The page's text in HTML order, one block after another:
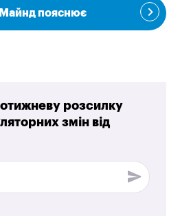
пояснює
розсилку
змін від